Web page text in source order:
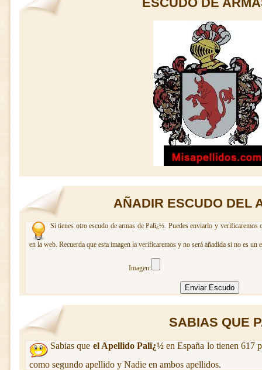
AÑADIR ESCUDO DEL
Si tienes otro escudo de armas de Palï¿½. Puedes enviarlo y
en la web. Recuerda que esta imagen la verificaremos y no será añadida si no es un
Imagen:
SABIAS QUE
Sabias que el Apellido Palï¿½ en España lo tienen 617
como segundo apellido y Nadie en ambos apellidos.